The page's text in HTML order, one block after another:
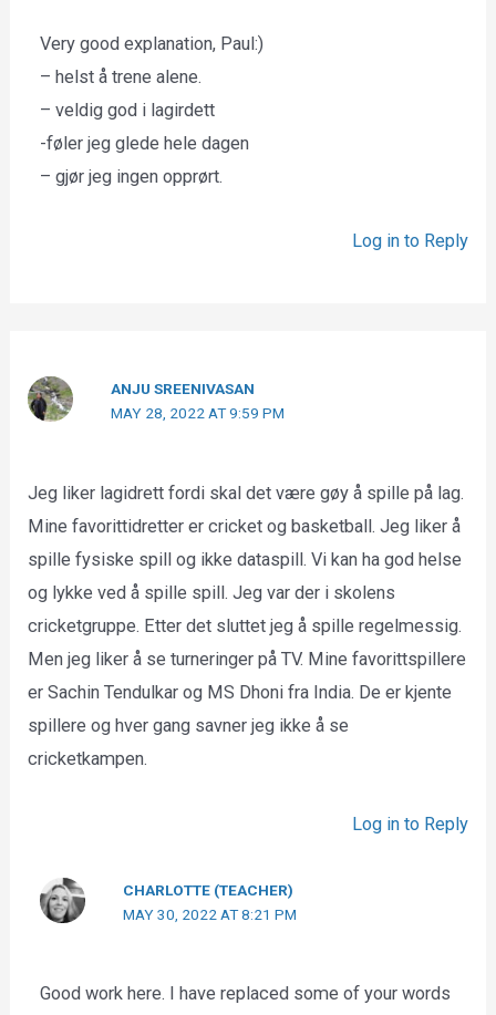
Very good explanation, Paul:)
– helst å trene alene.
– veldig god i lagirdett
-føler jeg glede hele dagen
– gjør jeg ingen opprørt.
Log in to Reply
ANJU SREENIVASAN
MAY 28, 2022 AT 9:59 PM
Jeg liker lagidrett fordi skal det være gøy å spille på lag.
Mine favorittidretter er cricket og basketball. Jeg liker å
spille fysiske spill og ikke dataspill. Vi kan ha god helse
og lykke ved å spille spill. Jeg var der i skolens
cricketgruppe. Etter det sluttet jeg å spille regelmessig.
Men jeg liker å se turneringer på TV. Mine favorittspillere
er Sachin Tendulkar og MS Dhoni fra India. De er kjente
spillere og hver gang savner jeg ikke å se
cricketkampen.
Log in to Reply
CHARLOTTE (TEACHER)
MAY 30, 2022 AT 8:21 PM
Good work here. I have replaced some of your words